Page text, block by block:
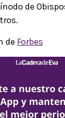
de
de Forbes